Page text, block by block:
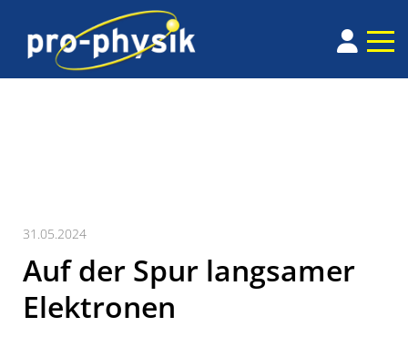
31.05.2024
Auf der Spur langsamer
Elektronen